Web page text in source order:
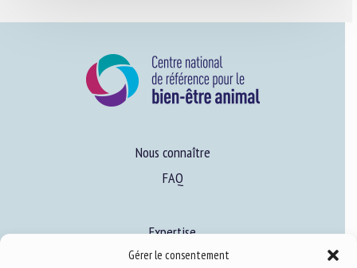
Gérer le consentement
Nous connaître
FAQ
Expertise
S’informer sur le BEA